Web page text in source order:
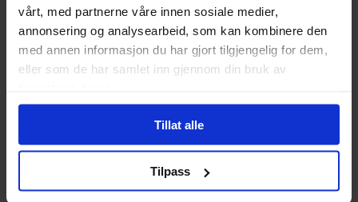
vårt, med partnerne våre innen sosiale medier,
annonsering og analysearbeid, som kan kombinere den
med annen informasjon du har gjort tilgjengelig for dem,
eller som de har samlet inn gjennom din bruk av
Tillat alle
Tilpass
Rise of Ix Expansion, Dune
Imperium ( 1)
Dire Wolf Digital
Utvidelse · Engelsk
Dune Imperium Uprising
Folded Space
Dune Imperium
Brettspilloppbevaring · Engelsk
629,10 Medlem
189
170,10 Medlem